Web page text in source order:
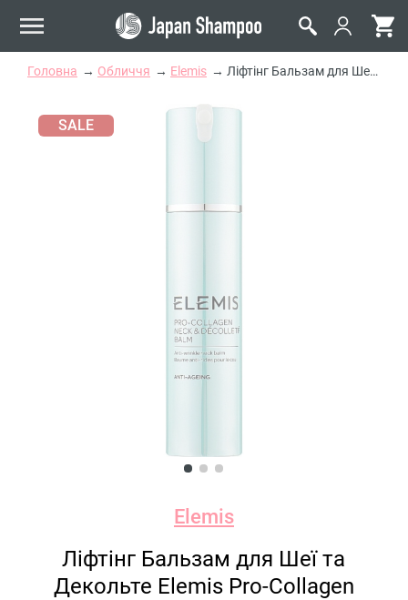
Головна Обличчя Elemis Ліфтінг Бальзам для Шеї та Декольте Elemis Pro-Collagen Neck and Decollete Balm
SALE
Elemis
Ліфтінг Бальзам для Шеї та
Декольте Elemis Pro-Collagen